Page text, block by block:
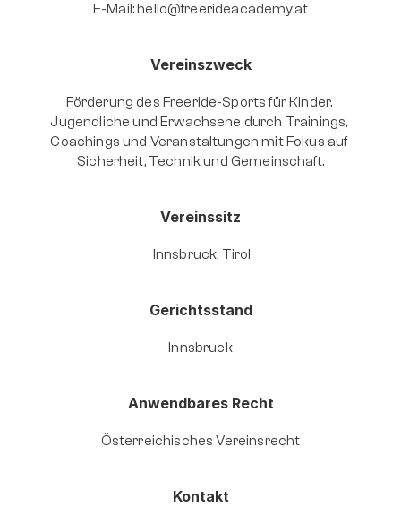
E-Mail: hello@freerideacademy.at
Vereinszweck
Förderung des Freeride-Sports für Kinder,
Jugendliche und Erwachsene durch Trainings,
Coachings und Veranstaltungen mit Fokus auf
Sicherheit, Technik und Gemeinschaft.
Vereinssitz
Innsbruck, Tirol
Gerichtsstand
Innsbruck
Anwendbares Recht
Österreichisches Vereinsrecht
Kontakt